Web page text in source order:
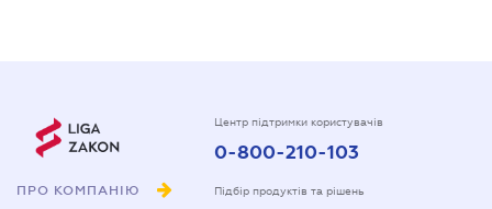
ПРО КОМПАНІЮ
Центр підтримки користувачів
0-800-210-103
Підбір продуктів та рішень